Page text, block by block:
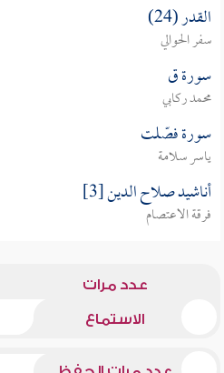
القدر (24)
سفر الحوالي
سورة ق
محمد ركابي
سورة فصّلت
ياسر سلامة
أناشيد صلاح الدين [3]
فرقة الاعتصام
عدد مرات
الاستماع